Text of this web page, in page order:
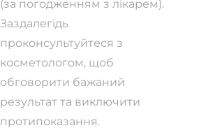
(за погодженням з лікарем).
Заздалегідь
проконсультуйтеся з
косметологом, щоб
обговорити бажаний
результат та виключити
протипоказання.